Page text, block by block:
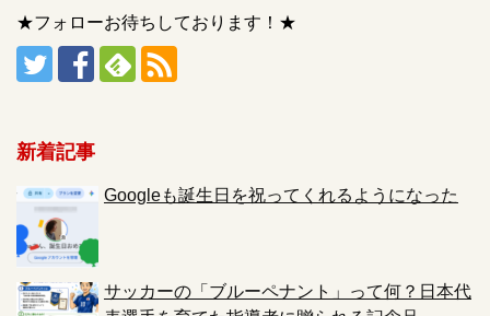
★フォローお待ちしております！★
新着記事
Googleも誕生日を祝ってくれるようになった
サッカーの「ブルーペナント」って何？日本代